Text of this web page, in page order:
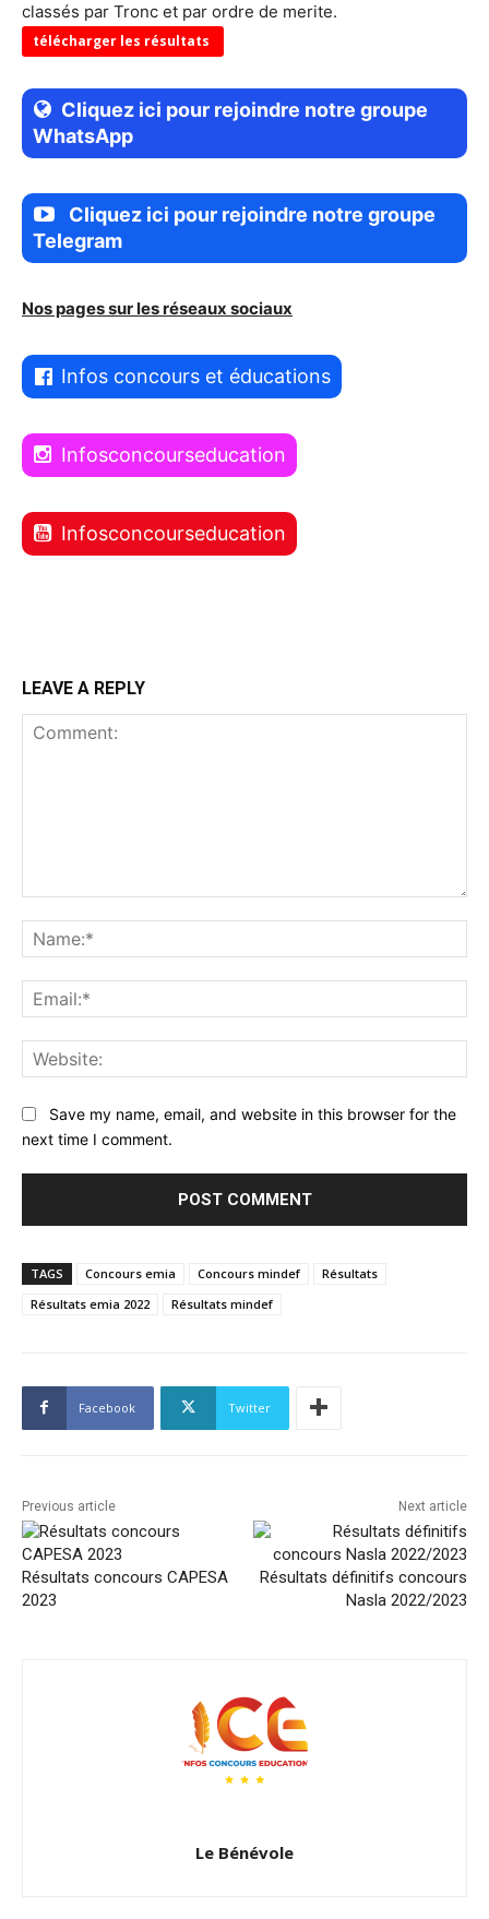
classés par Tronc et par ordre de merite.
télécharger les résultats
Cliquez ici pour rejoindre notre groupe
WhatsApp
Cliquez ici pour rejoindre notre groupe
Telegram
Nos pages sur les réseaux sociaux
Infos concours et éducations
Infosconcourseducation
Infosconcourseducation
LEAVE A REPLY
Save my name, email, and website in this browser for the
next time I comment.
TAGS Concours emia Concours mindef
Résultats
Résultats emia 2022
Résultats mindef
Facebook Twitter
Previous article
Résultats concours CAPESA
2023
Next article
Résultats définitifs concours
Nasla 2022/2023
Le Bénévole